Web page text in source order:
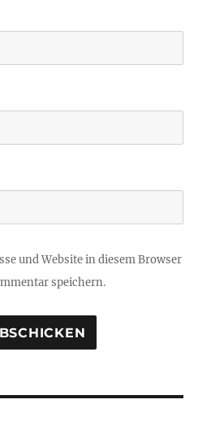
und Website in diesem Browser
speichern.